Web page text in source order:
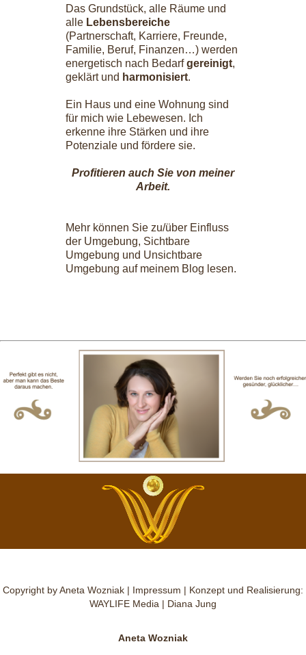
Das Grundstück, alle Räume und
alle Lebensbereiche
(Partnerschaft, Karriere, Freunde,
Familie, Beruf, Finanzen…) werden
energetisch nach Bedarfgereinigt,
geklärt und harmonisiert.
Ein Haus und eine Wohnung sind
für mich wie Lebewesen. Ich
erkenne ihre Stärken und ihre
Potenziale und fördere sie.
Profitieren auch Sie von meiner
Arbeit.
Mehr können Sie zu/über Einfluss
der Umgebung, Sichtbare
Umgebung und Unsichtbare
Umgebung auf meinem Blog lesen.
Copyright by Aneta Wozniak | Impressum | Konzept und Realisierung:
WAYLIFE Media | Diana Jung
Aneta Wozniak